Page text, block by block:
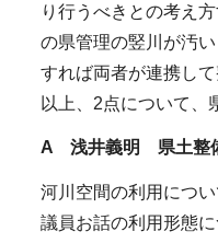
り行うべきとの考え
の県管理の竪川が汚
すれば両者が連携し
以上、2点について、
A 浅井義明 県土整
河川空間の利用につい
議員お話の利用形態